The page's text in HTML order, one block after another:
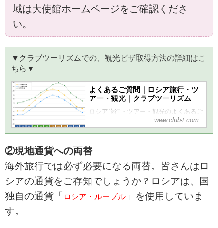
域は大使館ホームページをご確認くださ
い。
▼クラブツーリズムでの、観光ビザ取得方法の詳細はこ
ちら▼
よくあるご質問｜ロシア旅行・ツ
アー・観光｜クラブツーリズム
ロシア旅行・ツアー・観光のよくあるご
質問なら、クラブツーリズムにおまか
せ！添乗員付きのツアーだから安心で快
場、世界遺産・キジ島などの観光地や、
おすすめのロシアツアーをご紹介。ツア
ーの検索・ご予約も簡単。
www.club-t.com
②現地通貨への両替
海外旅行では必ず必要になる両替。皆さんはロ
シアの通貨をご存知でしょうか？ロシアは、国
独自の通貨「 ロシア・ルーブル 」を使用していま
す。